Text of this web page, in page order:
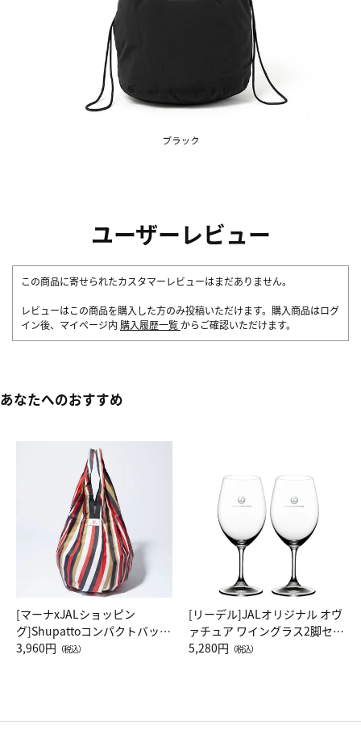
ユーザーレビュー
この商品に寄せられたカスタマーレビューはまだありません。
レビューはこの商品を購入した方のみ投稿いただけます。購入商品はログ
イン後、マイページ内 購入履歴一覧 からご確認いただけます。
あなたへのおすすめ
[マーナxJALショッピン
グ]Shupattoコンパクトバッグ
Drop JAL客室乗務員（LC）ス
3,960円 （税込）
[リーデル]JALオリジナル オヴ
ァチュア ワイングラス2脚セッ
ト（レッドワイン）
5,280円 （税込）